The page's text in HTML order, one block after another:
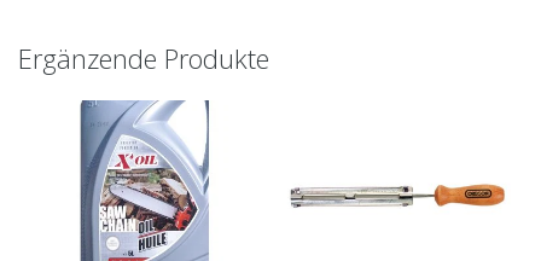
Ergänzende Produkte